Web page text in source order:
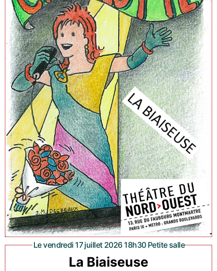
Le vendredi 17 juillet 2026 18h30 Petite salle
La Biaiseuse